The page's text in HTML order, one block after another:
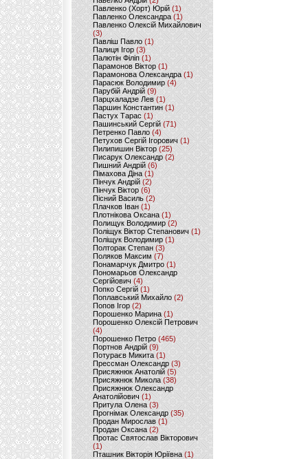
Павленко (Хорт) Юрій (1)
Павленко Олександра (1)
Павленко Олексій Михайлович
(3)
Павліш Павло(1)
Палиця Ігор (3)
Палютін Філіп(1)
Парамонов Віктор (1)
Парамонова Олександра(1)
Парасюк Володимир(4)
Парубій Андрій (9)
Парцхаладзе Лев (1)
Паршин Константин(1)
Пастух Тарас (1)
Пашинський Сергій (71)
Петренко Павло (4)
Петухов Сергій Ігорович (1)
Пилипишин Віктор(25)
Писарук Олександр(2)
Пишний Андрій (6)
Пімахова Діна(1)
Пінчук Андрій(2)
Пінчук Віктор (6)
Пісний Василь (2)
Плачков Іван(1)
Плотнікова Оксана (1)
Полищук Володимир(2)
Поліщук Віктор Степанович(1)
Поліщук Володимир (1)
Полторак Степан(3)
Поляков Максим (7)
Понамарчук Дмитро (1)
Пономарьов Олександр
Сергійович(4)
Попко Сергій (1)
Поплавський Михайло (2)
Попов Ігор(2)
Порошенко Марина (1)
Порошенко Олексій Петрович
(4)
Порошенко Петро (465)
Портнов Андрій (9)
Потураєв Микита(1)
Прессман Олександр(3)
Присяжнюк Анатолій (5)
Присяжнюк Микола (38)
Присяжнюк Олександр
Анатолійович (1)
Притула Олена (3)
Прогнімак Олександр(35)
Продан Мирослав(1)
Продан Оксана (2)
Протас Святослав Вікторович
(1)
Пташник Вікторія Юріївна (1)